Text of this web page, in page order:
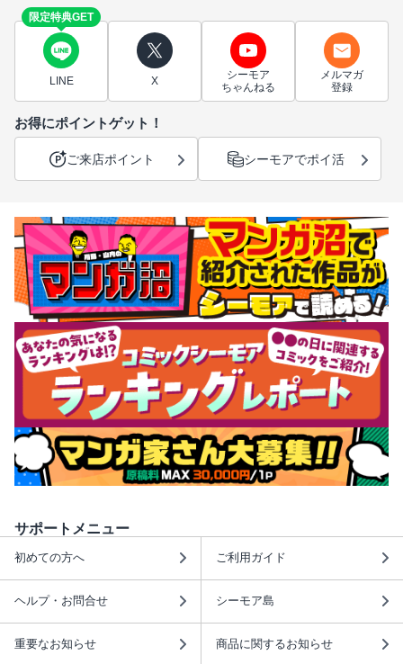
限定特典GET
LINE X
シーモア
ちゃんねる
メルマガ
登録
お得にポイントゲット！
ご来店ポイント シーモアでポイ活
サポートメニュー
初めての方へ ご利用ガイド
ヘルプ・お問合せ シーモア島
重要なお知らせ 商品に関するお知らせ